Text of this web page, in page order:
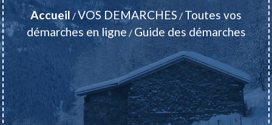
Accueil /VOS DEMARCHES / Toutes vos
démarches en ligne / Guide des démarches